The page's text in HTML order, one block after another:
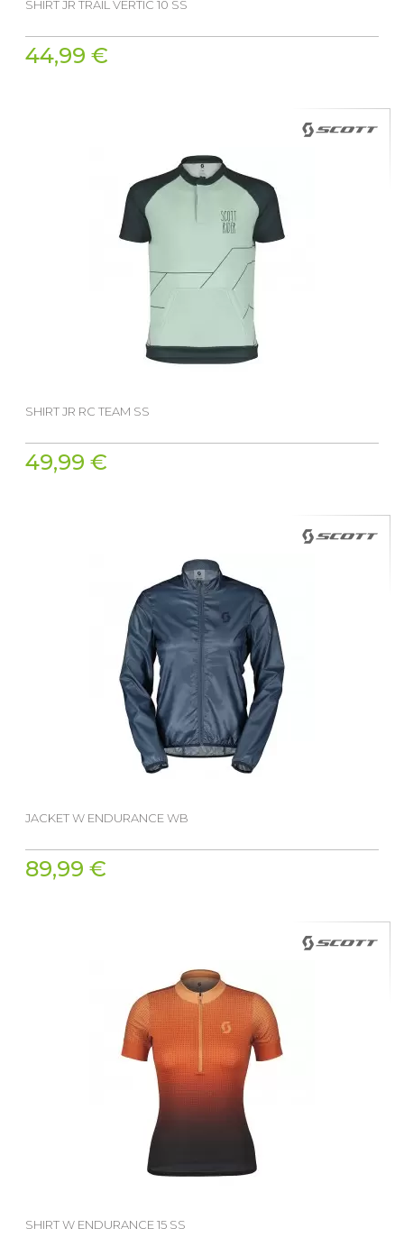
SHIRT JR TRAIL VERTIC 10 SS
44,99 €
SHIRT JR RC TEAM SS
49,99 €
JACKET W ENDURANCE WB
89,99 €
SHIRT W ENDURANCE 15 SS